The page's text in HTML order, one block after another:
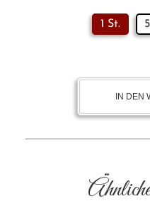
1 St.
IN DEN